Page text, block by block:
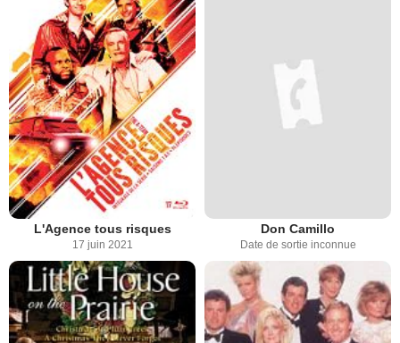
L'Agence tous risques
17 juin 2021
Don Camillo
Date de sortie inconnue